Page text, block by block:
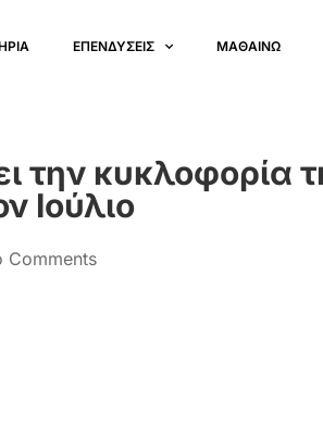
ΕΠΕΝΔΥΣΕΙΣ ΜΑΘΑΙΝΩ
την κυκλοφορία
Ιούλιο
Comments